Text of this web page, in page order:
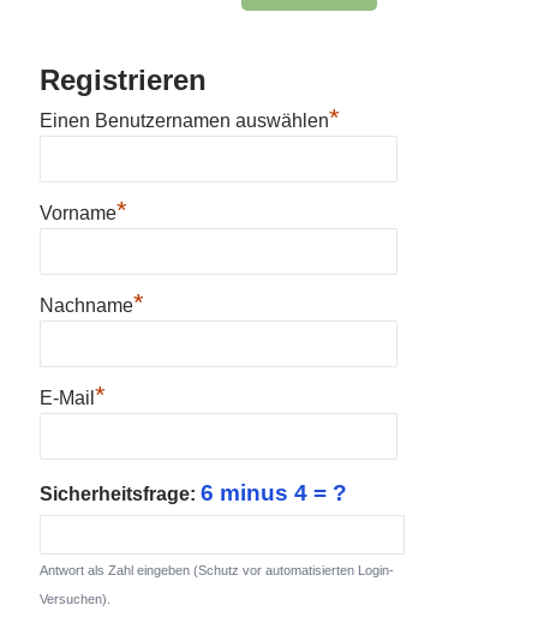
Registrieren
Einen Benutzernamen auswählen*
Vorname*
Nachname*
E-Mail *
Sicherheitsfrage: 6 minus 4 = ?
Antwort als Zahl eingeben (Schutz vor automatisierten Login-
Versuchen).